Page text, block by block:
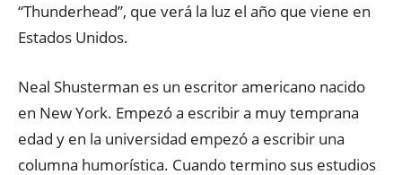
“Thunderhead”, que verá la luz el año que viene en
Estados Unidos.
Neal Shusterman es un escritor americano nacido
en New York. Empezó a escribir a muy temprana
edad y en la universidad empezó a escribir una
columna humorística. Cuando termino sus estudios